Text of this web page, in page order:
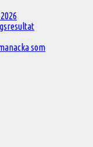
som